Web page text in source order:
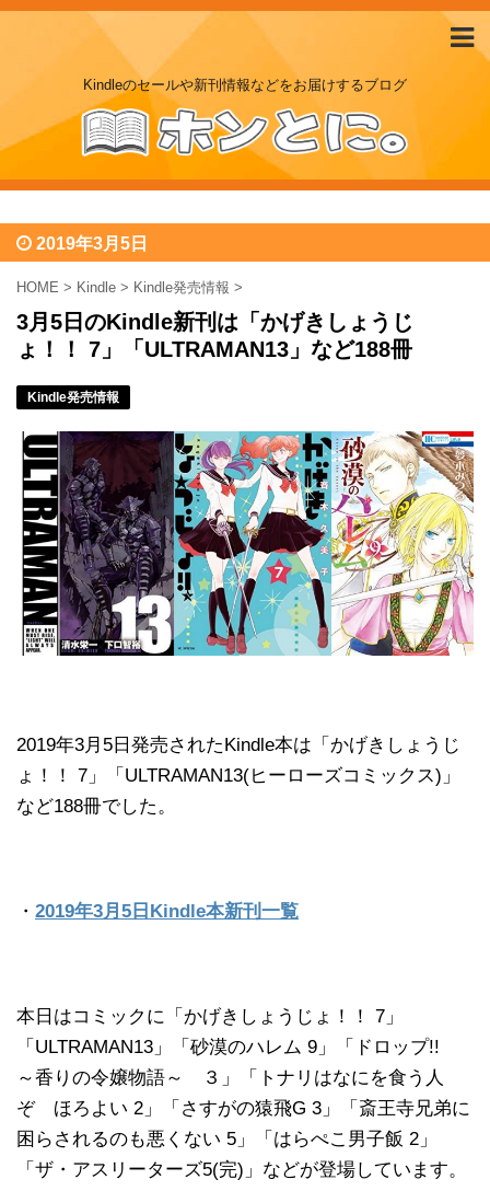
Kindleのセールや新刊情報などをお届けするブログ
2019年3月5日
HOME > Kindle > Kindle発売情報 >
3月5日のKindle新刊は「かげきしょうじ
ょ！！ 7」「ULTRAMAN13」など188冊
Kindle発売情報
2019年3月5日発売されたKindle本は「かげきしょうじ
ょ！！ 7」「ULTRAMAN13(ヒーローズコミックス)」
など188冊でした。
・ 2019年3月5日Kindle本新刊一覧
本日はコミックに「かげきしょうじょ！！ 7」
「ULTRAMAN13」「砂漠のハレム 9」「ドロップ!!
～香りの令嬢物語～ ３」「トナリはなにを食う人
ぞ ほろよい 2」「さすがの猿飛G 3」「斎王寺兄弟に
困らされるのも悪くない 5」「はらぺこ男子飯 2」
「ザ・アスリーターズ5(完)」などが登場しています。